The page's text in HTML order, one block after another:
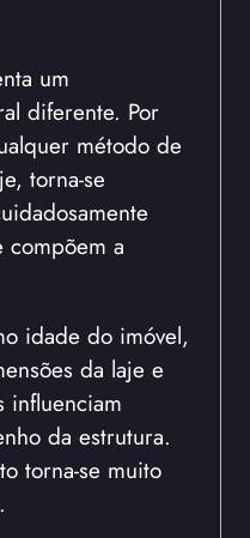
um
diferente. Por
método de
torna-se
compõem a
idade do imóvel,
da laje e
influenciam
da estrutura.
torna-se muito